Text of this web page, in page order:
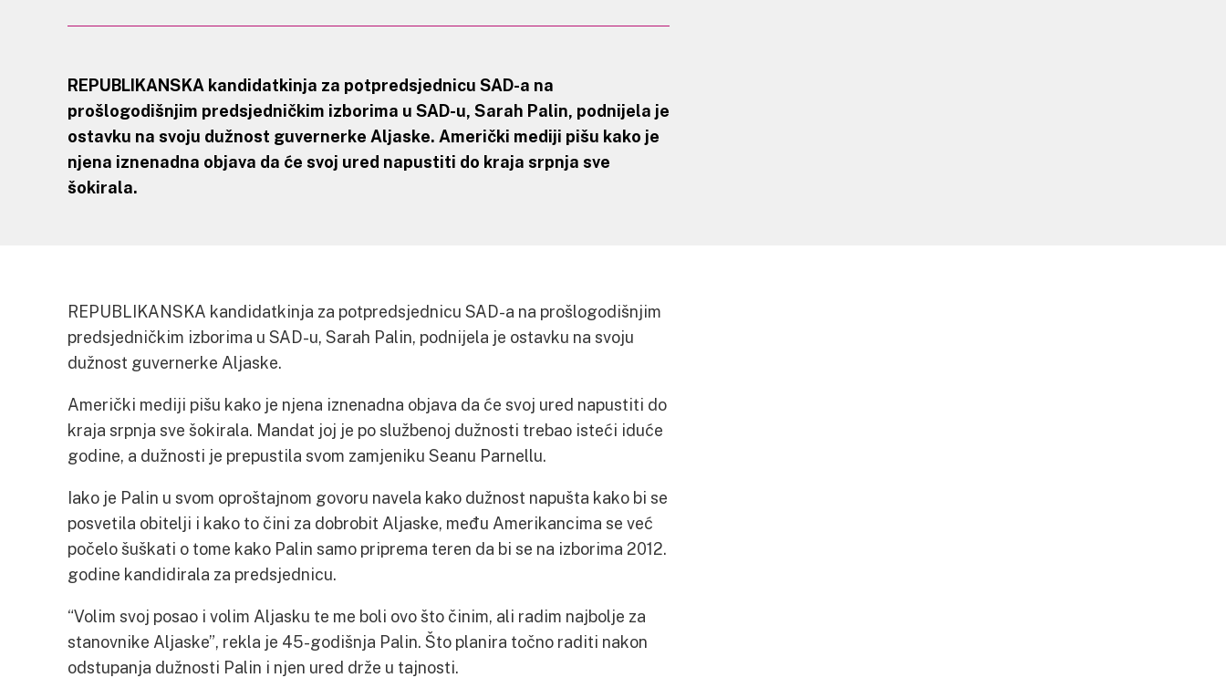
REPUBLIKANSKA kandidatkinja za potpredsjednicu SAD-a na
prošlogodišnjim predsjedničkim izborima u SAD-u, Sarah Palin, podnijela je
ostavku na svoju dužnost guvernerke Aljaske. Američki mediji pišu kako je
njena iznenadna objava da će svoj ured napustiti do kraja srpnja sve
šokirala.
REPUBLIKANSKA kandidatkinja za potpredsjednicu SAD-a na prošlogodišnjim
predsjedničkim izborima u SAD-u, Sarah Palin, podnijela je ostavku na svoju
dužnost guvernerke Aljaske.
Američki mediji pišu kako je njena iznenadna objava da će svoj ured napustiti do
kraja srpnja sve šokirala. Mandat joj je po službenoj dužnosti trebao isteći iduće
godine, a dužnosti je prepustila svom zamjeniku Seanu Parnellu.
Iako je Palin u svom oproštajnom govoru navela kako dužnost napušta kako bi se
posvetila obitelji i kako to čini za dobrobit Aljaske, među Amerikancima se već
počelo šuškati o tome kako Palin samo priprema teren da bi se na izborima 2012.
godine kandidirala za predsjednicu.
“Volim svoj posao i volim Aljasku te me boli ovo što činim, ali radim najbolje za
stanovnike Aljaske”, rekla je 45-godišnja Palin. Što planira točno raditi nakon
odstupanja dužnosti Palin i njen ured drže u tajnosti.